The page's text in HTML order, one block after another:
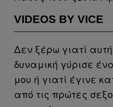
VIDEOS BY VICE
Δεν ξέρω γιατί
δυναμική γύρισε
μου ή γιατί έγινε
από τις πρώτες